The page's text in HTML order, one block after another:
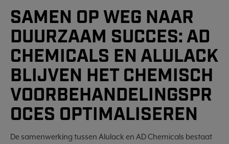
SAMEN OP WEG NAAR
DUURZAAM SUCCES: AD
CHEMICALS EN ALULACK
BLIJVEN HET CHEMISCH
VOORBEHANDELINGSPR
OCES OPTIMALISEREN
De samenwerking tussen Alulack en AD Chemicals bestaat